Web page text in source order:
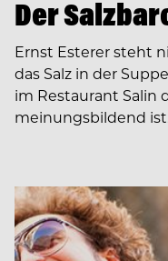
Der
Ernst Esterer steht
das Salz in der
im Restaurant Salin
meinungsbildend